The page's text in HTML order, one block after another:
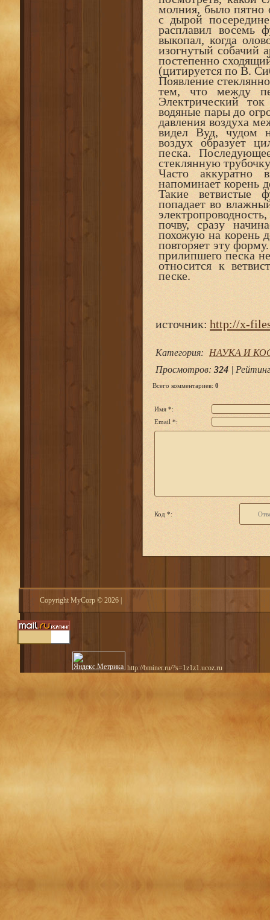
молния, было пятно
с дырой
расплавил восемь
выкопал, когда
изогнутый собачий
постепенно
(цитируется по В.
Появление
тем, что между
Электрический
водяные пары до
давления воздуха
видел Вуд, чудом
воздух образует
песка.
стеклянную
Часто аккуратно
напоминает корень
Такие ветвистые
попадает во
почву, сразу
похожую на корень
повторяет эту
прилипшего песка
относится к
песке.
источник: http://x-
Категория:
НАУКА И
Просмотров: 324 | Рейтинг
Всего комментариев: 0
Имя *:
Email *:
Код *:
Copyright MyCorp © 2026
http://bminer.ru/?s=1z1z1.ucoz.ru